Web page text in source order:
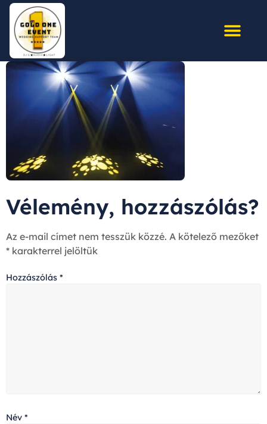
Vélemény, hozzászólás?
Az e-mail címet nem tesszük közzé. A kötelező mezőket
* karakterrel jelöltük
Hozzászólás *
Név *